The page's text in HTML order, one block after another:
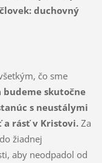
duchovný
čo sme
budeme skutočne
s neustálymi
a rásť v Kristovi.Za
žiadnej
aby neodpadol od